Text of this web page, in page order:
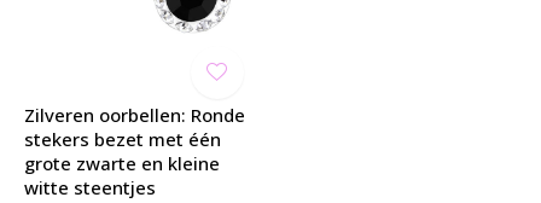
Zilveren oorbellen: Ronde
stekers bezet met één
grote zwarte en kleine
witte steentjes